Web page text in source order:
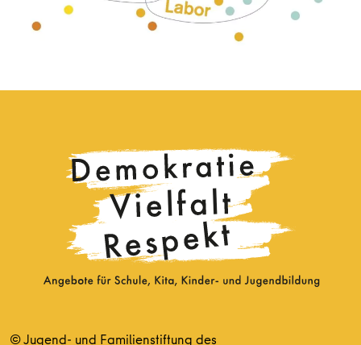
© Jugend- und Familienstiftung des